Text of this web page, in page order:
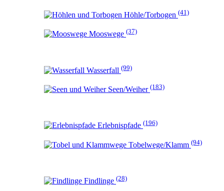
Höhle/Torbogen (41)
Mooswege (37)
Wasserfall (99)
Seen/Weiher (183)
Erlebnispfade (196)
Tobelwege/Klamm (94)
Findlinge (28)